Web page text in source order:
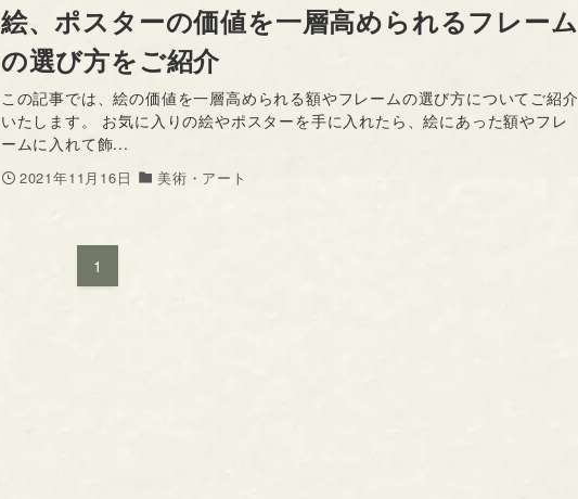
絵、ポスターの価値を一層高められるフレーム
の選び方をご紹介
この記事では、絵の価値を一層高められる額やフレームの選び方についてご紹介
いたします。 お気に入りの絵やポスターを手に入れたら、絵にあった額やフレ
ームに入れて飾...
2021年11月16日 美術・アート
1